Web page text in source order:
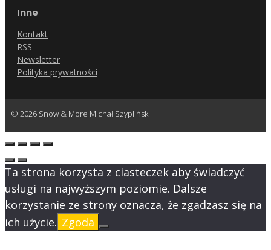
Inne
Kontakt
RSS
Newsletter
Polityka prywatności
© 2026 Snow & More Michał Szypliński
Ta strona korzysta z ciasteczek aby świadczyć
usługi na najwyższym poziomie. Dalsze
korzystanie ze strony oznacza, że zgadzasz się na
ich użycie. Zgoda